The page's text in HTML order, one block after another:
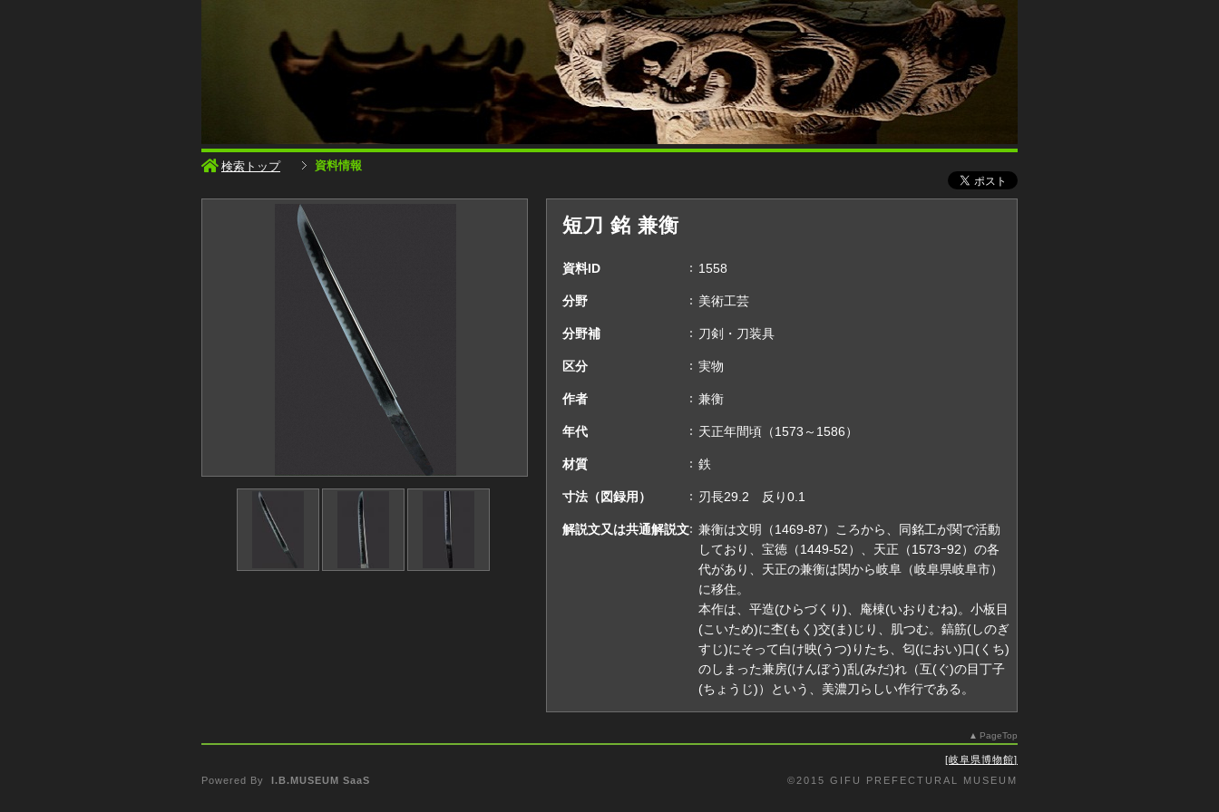
検索トップ 資料情報
短刀 銘 兼衡
資料ID 1558
分野 美術工芸
分野補 刀剣・刀装具
区分 実物
作者 兼衡
年代 天正年間頃（1573～1586）
材質 鉄
寸法（図録用） 刃長29.2 反り0.1
解説文又は共通解説文
兼衡は文明（1469-87）ころから、同銘工が関で活動
しており、宝徳（1449-52）、天正（1573ｰ92）の各
代があり、天正の兼衡は関から岐阜（岐阜県岐阜市）
に移住。
本作は、平造(ひらづくり)、庵棟(いおりむね)。小板目
(こいため)に杢(もく)交(ま)じり、肌つむ。鎬筋(しのぎ
すじ)にそって白け映(うつ)りたち、匂(におい)口(くち)
のしまった兼房(けんぼう)乱(みだ)れ（互(ぐ)の目丁子
(ちょうじ)）という、美濃刀らしい作行である。
PageTop
岐阜県博物館
©️2015 GIFU PREFECTURAL MUSEUM
Powered By I.B.MUSEUM SaaS